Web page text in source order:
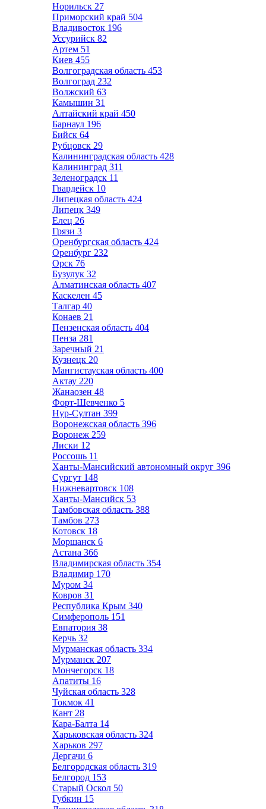
Норильск 27
Приморский край 504
Владивосток 196
Уссурийск 82
Артем 51
Киев 455
Волгоградская область 453
Волгоград 232
Волжский 63
Камышин 31
Алтайский край 450
Барнаул 196
Бийск 64
Рубцовск 29
Калининградская область 428
Калининград 311
Зеленоградск 11
Гвардейск 10
Липецкая область 424
Липецк 349
Елец 26
Грязи 3
Оренбургская область 424
Оренбург 232
Орск 76
Бузулук 32
Алматинская область 407
Каскелен 45
Талгар 40
Конаев 21
Пензенская область 404
Пенза 281
Заречный 21
Кузнецк 20
Мангистауская область 400
Актау 220
Жанаозен 48
Форт-Шевченко 5
Нур-Султан 399
Воронежская область 396
Воронеж 259
Лиски 12
Россошь 11
Ханты-Мансийский автономный округ 396
Сургут 148
Нижневартовск 108
Ханты-Мансийск 53
Тамбовская область 388
Тамбов 273
Котовск 18
Моршанск 6
Астана 366
Владимирская область 354
Владимир 170
Муром 34
Ковров 31
Республика Крым 340
Симферополь 151
Евпатория 38
Керчь 32
Мурманская область 334
Мурманск 207
Мончегорск 18
Апатиты 16
Чуйская область 328
Токмок 41
Кант 28
Кара-Балта 14
Харьковская область 324
Харьков 297
Дергачи 6
Белгородская область 319
Белгород 153
Старый Оскол 50
Губкин 15